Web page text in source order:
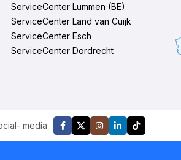
ServiceCenter Lummen (BE)
ServiceCenter Land van Cuijk
ServiceCenter Esch
ServiceCenter Dordrecht
media